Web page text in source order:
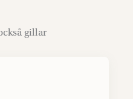
gillar